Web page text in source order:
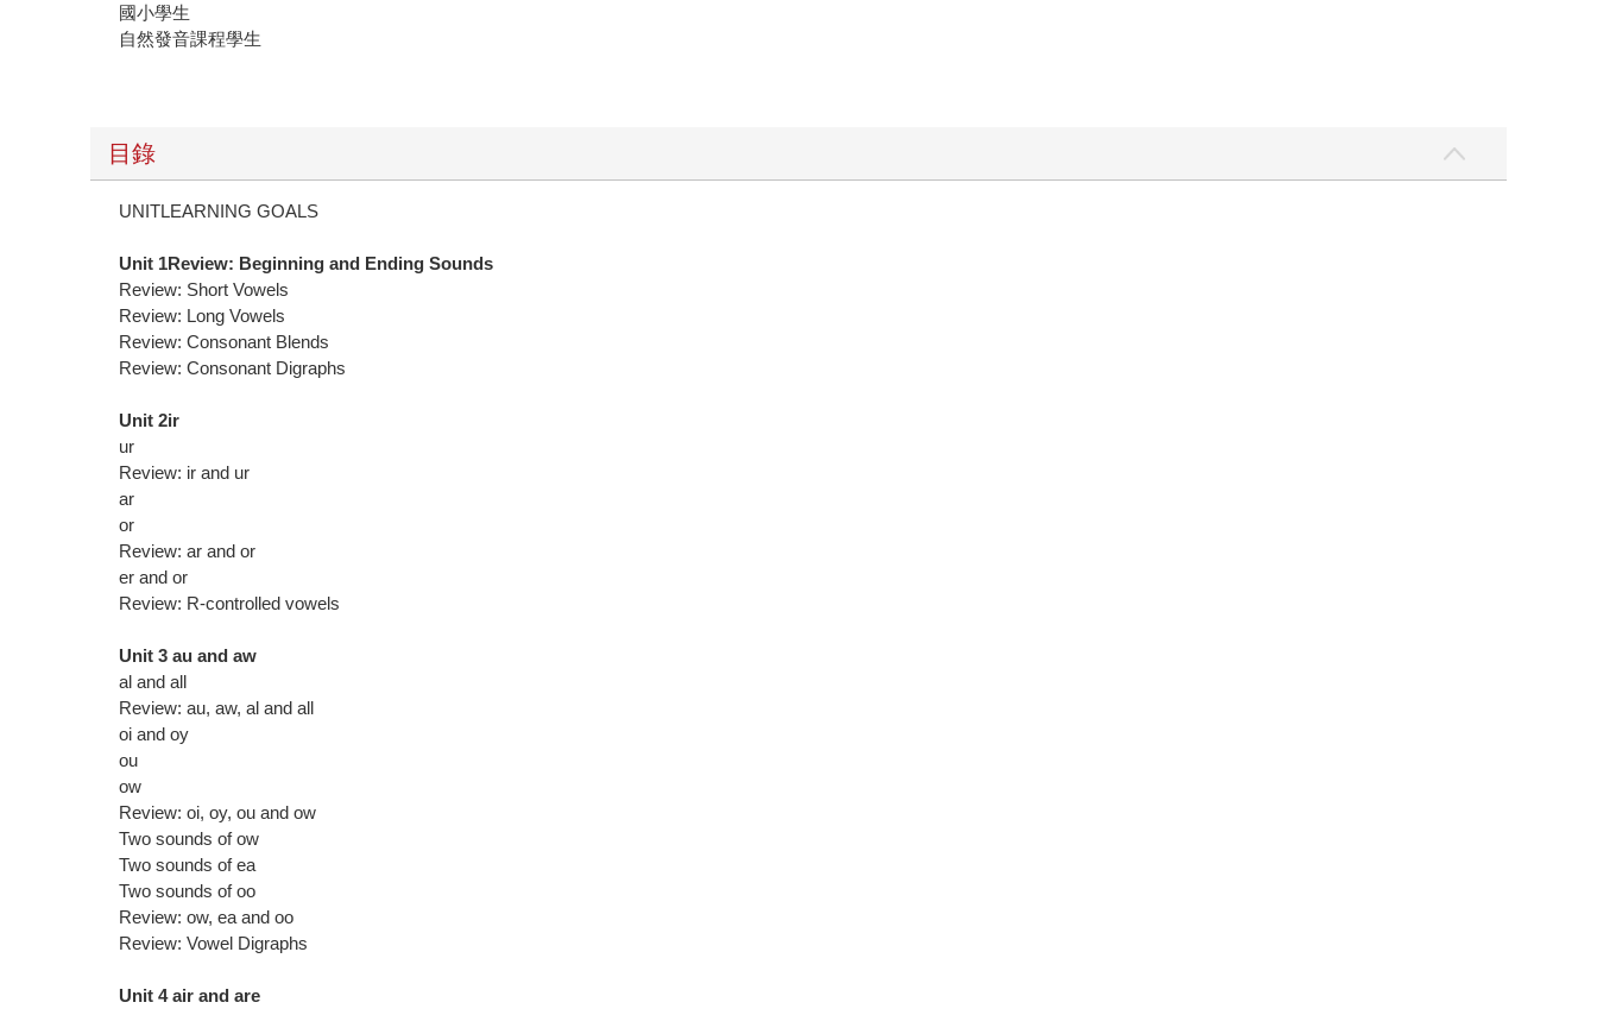
國小學生
自然發音課程學生
目錄
UNITLEARNING GOALS
Unit 1Review: Beginning and Ending Sounds
Review: Short Vowels
Review: Long Vowels
Review: Consonant Blends
Review: Consonant Digraphs
Unit 2ir
ur
Review: ir and ur
ar
or
Review: ar and or
er and or
Review: R-controlled vowels
Unit 3 au and aw
al and all
Review: au, aw, al and all
oi and oy
ou
ow
Review: oi, oy, ou and ow
Two sounds of ow
Two sounds of ea
Two sounds of oo
Review: ow, ea and oo
Review: Vowel Digraphs
Unit 4 air and are